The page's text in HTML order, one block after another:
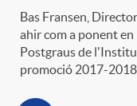
Bas Fransen,
ahir com a ponent
Postgraus de
promoció 2017-